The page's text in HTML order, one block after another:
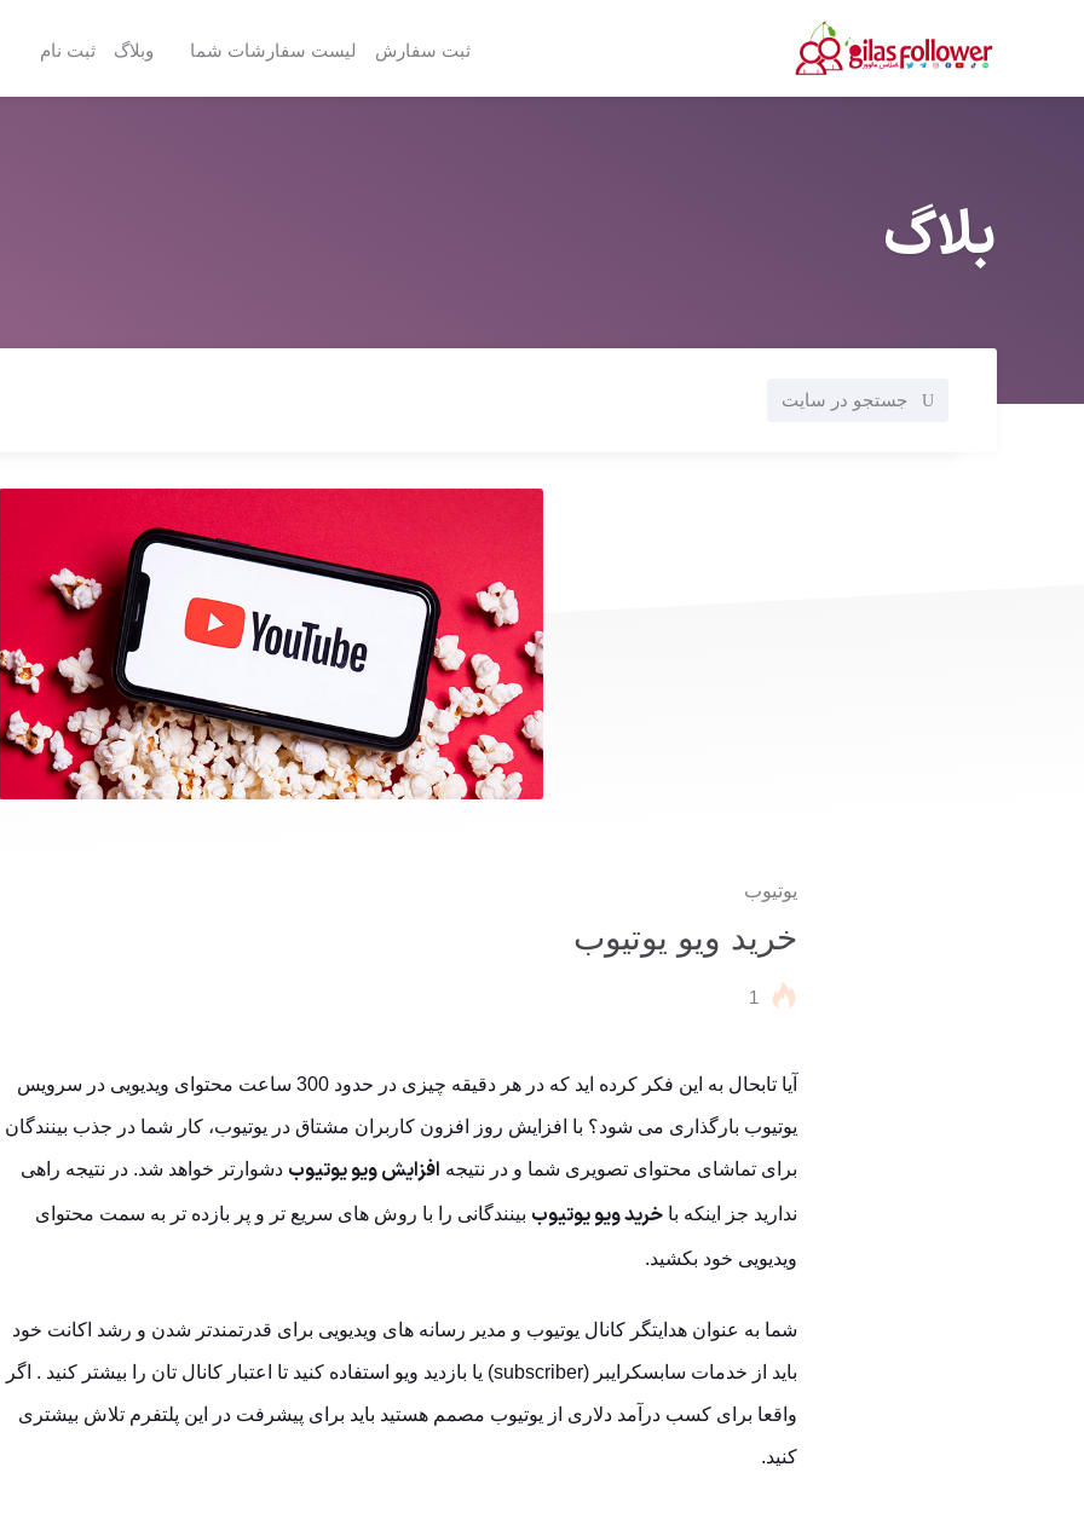
ثبت سفارش لیست سفارشات شما وبلاگ ثبت نام
بلاگ
جستجو در سایت
یوتیوب
خرید ویو یوتیوب
1
آیا تابحال به این فکر کرده اید که در هر دقیقه چیزی در حدود 300 ساعت محتوای ویدیویی در سرویس
یوتیوب بارگذاری می شود؟ با افزایش روز افزون کاربران مشتاق در یوتیوب، کار شما در جذب بینندگان
برای تماشای محتوای تصویری شما و در نتیجه افزایش ویو یوتیوب دشوارتر خواهد شد. در نتیجه راهی
ندارید جز اینکه با خرید ویو یوتیوب بینندگانی را با روش های سریع تر و پر بازده تر به سمت محتوای
ویدیویی خود بکشید.
شما به عنوان هدایتگر کانال یوتیوب و مدیر رسانه های ویدیویی برای قدرتمندتر شدن و رشد اکانت خود
باید از خدمات سابسکرایبر (subscriber) یا بازدید ویو استفاده کنید تا اعتبار کانال تان را بیشتر کنید . اگر
واقعا برای کسب درآمد دلاری از یوتیوب مصمم هستید باید برای پیشرفت در این پلتفرم تلاش بیشتری
کنید.